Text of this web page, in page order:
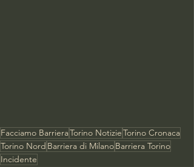
Facciamo BarrieraTorino NotizieTorino Cronaca
Torino Nord Barriera di MilanoBarriera Torino
Incidente